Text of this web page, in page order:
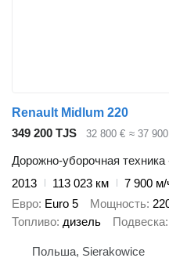
Renault Midlum 220
349 200 TJS
32 800 € ≈ 37
Дорожно-уборочная
2013
113 023 км
7 900 м/
Евро Euro 5 Мощность
Топливо дизель Подвеска
Польша, Sierakowice